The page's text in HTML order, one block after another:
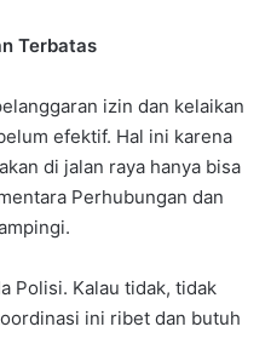
Terbatas
izin dan kelaikan
efektif. Hal ini karena
di jalan raya hanya bisa
Perhubungan dan
Polisi. Kalau tidak, tidak
ini ribet dan butuh